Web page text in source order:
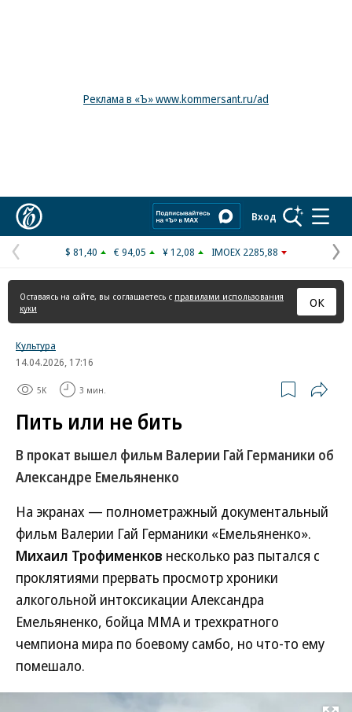
Реклама в «Ъ» www.kommersant.ru/ad
Вход
Предыдущая
страница
$ 81,40 € 94,05 ¥ 12,08 IMOEX 2285,88
Оставаясь на сайте, вы соглашаетесь с правилами использования
куки
ОК
Культура
14.04.2026, 17:16
5K 3 мин.
Пить или не бить
В прокат вышел фильм Валерии Гай Германики об
Александре Емельяненко
На экранах — полнометражный документальный
фильм Валерии Гай Германики «Емельяненко».
Михаил Трофименков несколько раз пытался с
проклятиями прервать просмотр хроники
алкогольной интоксикации Александра
Емельяненко, бойца ММА и трехкратного
чемпиона мира по боевому самбо, но что-то ему
помешало.